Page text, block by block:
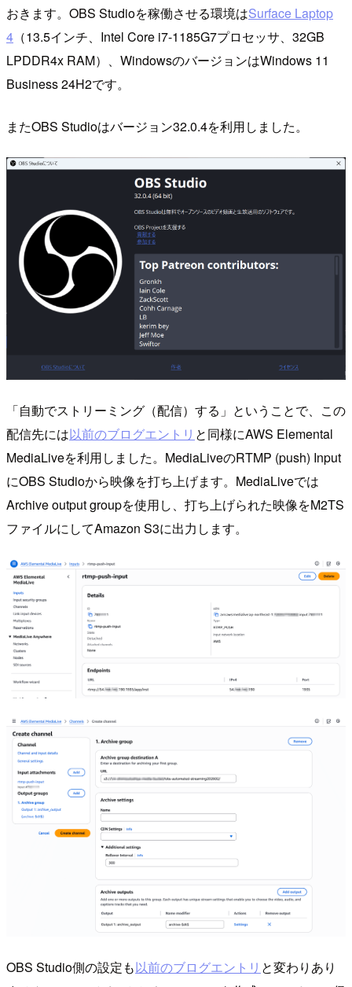
おきます。OBS Studioを稼働させる環境はSurface Laptop
4 （13.5インチ、Intel Core i7-1185G7プロセッサ、32GB
LPDDR4x RAM）、WindowsのバージョンはWindows 11
Business 24H2です。
またOBS Studioはバージョン32.0.4を利用しました。
「自動でストリーミング（配信）する」ということで、この
配信先には以前のブログエントリ と同様にAWS Elemental
MediaLiveを利用しました。MediaLiveのRTMP (push) Input
にOBS Studioから映像を打ち上げます。MediaLiveでは
Archive output groupを使用し、打ち上げられた映像をM2TS
ファイルにしてAmazon S3に出力します。
OBS Studio側の設定も以前のブログエントリ と変わりあり